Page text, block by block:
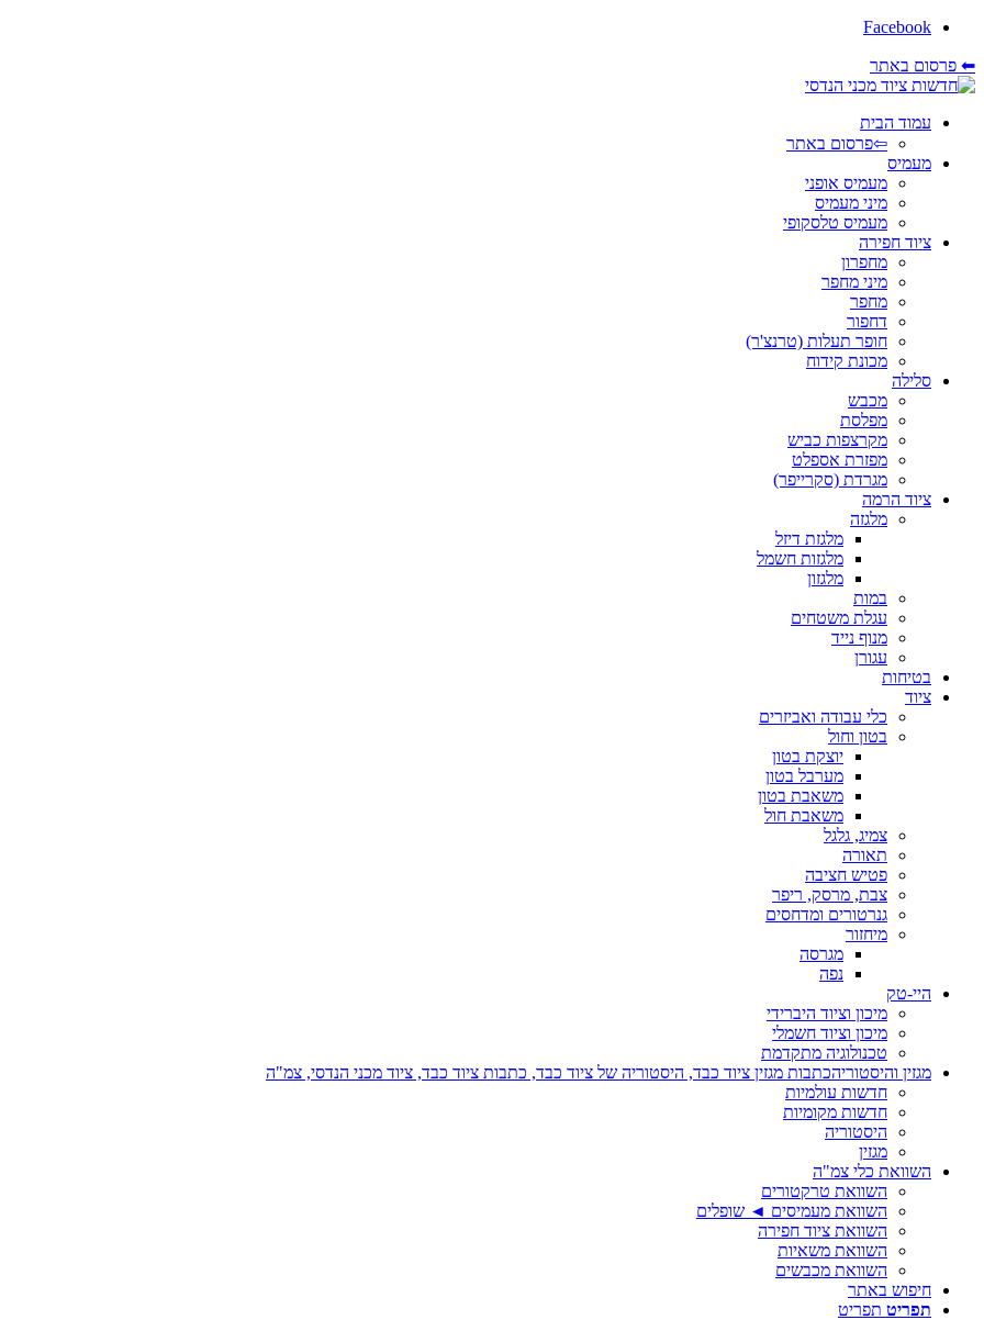
Facebook
⬅ פרסום באתר
עמוד הבית
⇦פרסום באתר
מעמיס
מעמיס אופני
מיני מעמיס
מעמיס טלסקופי
ציוד חפירה
מחפרון
מיני מחפר
מחפר
דחפור
חופר תעלות (טרנצ'ר)
מכונת קידוח
סלילה
מכבש
מפלסת
מקרצפות כביש
מפזרת אספלט
מגרדת (סקרייפר)
ציוד הרמה
מלגזה
מלגזת דיזל
מלגזות חשמל
מלגזון
במות
עגלת משטחים
מנוף נייד
עגורן
בטיחות
ציוד
כלי עבודה ואביזרים
בטון וחול
יוצקת בטון
מערבל בטון
משאבת בטון
משאבת חול
צמיג, גלגל
תאורה
פטיש חציבה
צבת, מרסק, ריפר
גנרטורים ומדחסים
מיחזור
מגרסה
נפה
היי-טק
מיכון וציוד היברידי
מיכון וציוד חשמלי
טכנולוגיה מתקדמת
מגזין והיסטוריהכתבות מגזין ציוד כבד, היסטוריה של ציוד כבד, כתבות ציוד כבד, ציוד מכני הנדסי, צמ"ה
חדשות עולמיות
חדשות מקומיות
היסטוריה
מגזין
השוואת כלי צמ"ה
השוואת טרקטורים
השוואת מעמיסים ◄ שופלים
השוואת ציוד חפירה
השוואת משאיות
השוואת מכבשים
חיפוש באתר
תפריט תפריט